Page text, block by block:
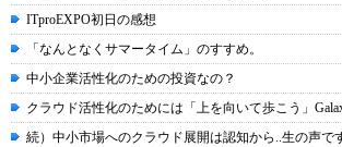
ITproEXPO初日の感想
「なんとなくサマータイム」のすすめ。
中小企業活性化のための投資なの？
クラウド活性化のためには「上を向いて歩こう」
続）中小市場へのクラウド展開は認知から..生の声で